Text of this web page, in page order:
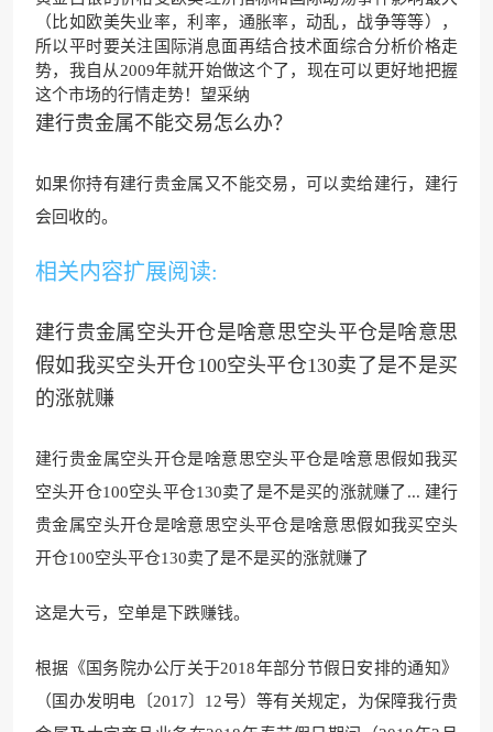
（比如欧美失业率，利率，通胀率，动乱，战争等等），
所以平时要关注国际消息面再结合技术面综合分析价格走
势，我自从2009年就开始做这个了，现在可以更好地把握
这个市场的行情走势！望采纳
建行贵金属不能交易怎么办？
如果你持有建行贵金属又不能交易，可以卖给建行，建行
会回收的。
相关内容扩展阅读:
建行贵金属空头开仓是啥意思空头平仓是啥意思
假如我买空头开仓100空头平仓130卖了是不是买
的涨就赚
建行贵金属空头开仓是啥意思空头平仓是啥意思假如我买
空头开仓100空头平仓130卖了是不是买的涨就赚了... 建行
贵金属空头开仓是啥意思空头平仓是啥意思假如我买空头
开仓100空头平仓130卖了是不是买的涨就赚了
这是大亏，空单是下跌赚钱。
根据《国务院办公厅关于2018年部分节假日安排的通知》
（国办发明电〔2017〕12号）等有关规定，为保障我行贵